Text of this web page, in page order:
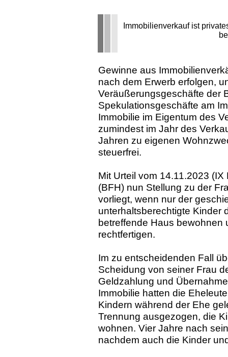
Immobilienverkauf ist
Gewinne aus
nach dem Erwerb erfolgen,
Veräußerungsgeschäfte der
Spekulationsgeschäfte am
Immobilie im Eigentum des
zumindest im Jahr des
Jahren zu eigenen
steuerfrei.
Mit Urteil vom 14.11.2023
(BFH) nun Stellung zu der
vorliegt, wenn nur der
unterhaltsberechtigte Kinder
betreffende Haus bewohnen
rechtfertigen.
Im zu entscheidenden Fall
Scheidung von seiner Frau
Geldzahlung und
Immobilie hatten die
Kindern während der Ehe
Trennung ausgezogen, die
wohnen. Vier Jahre nach
nachdem auch die Kinder